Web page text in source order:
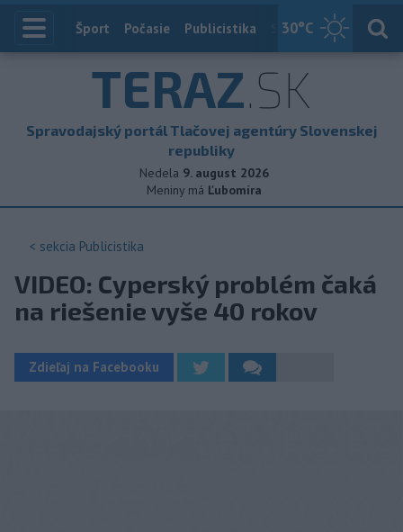
30°C
Index
Šport Počasie Publicistika Slovensko
TERAZ.SK
Spravodajský portál Tlačovej agentúry Slovenskej
republiky
Nedela 9. august 2026
Meniny má Ľubomíra
< sekcia Publicistika
VIDEO: Cyperský problém čaká
na riešenie vyše 40 rokov
Zdieľaj na Facebooku